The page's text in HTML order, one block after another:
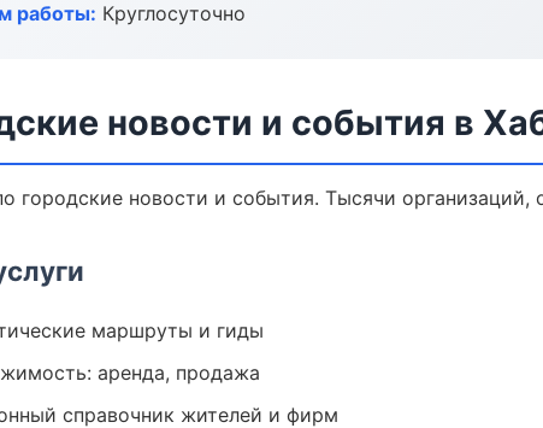
работы: Круглосуточно
новости и события в
городские новости и события. Тысячи
маршруты и гиды
аренда, продажа
справочник жителей и фирм